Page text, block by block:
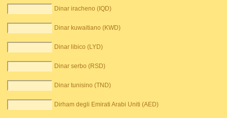
Dinar iracheno (IQD)
Dinar kuwaitiano (KWD)
Dinar libico (LYD)
Dinar serbo (RSD)
Dinar tunisino (TND)
Dirham degli Emirati Arabi Uniti (AED)